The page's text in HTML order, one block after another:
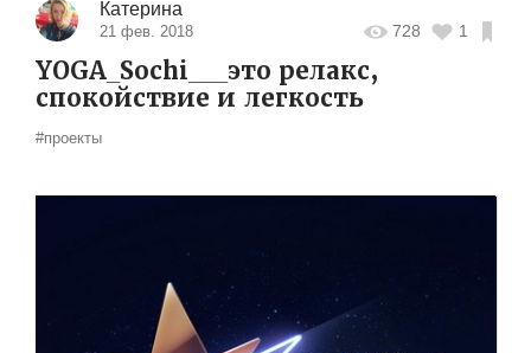
Катерина
21 фев. 2018 728 1
YOGA_Sochi___это релакс,
спокойствие и легкость
#проекты